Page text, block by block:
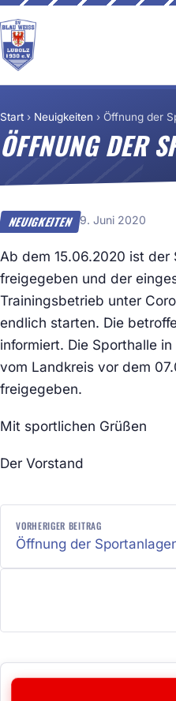
Start › Neuigkeiten › Öffnung der
ÖFFNUNG DER
NEUIGKEITEN 9. Juni 2020
Ab dem 15.06.2020 ist
freigegeben und der
Trainingsbetrieb unter
endlich starten. Die
informiert. Die Sporthalle
vom Landkreis vor dem
freigegeben.
Mit sportlichen Grüßen
Der Vorstand
VORHERIGER BEITRAG
Öffnung der